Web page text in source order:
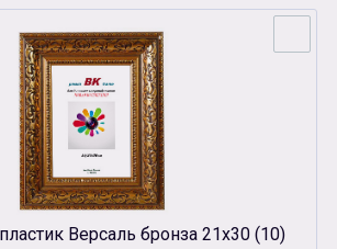
Версаль бронза 21х30 (10)